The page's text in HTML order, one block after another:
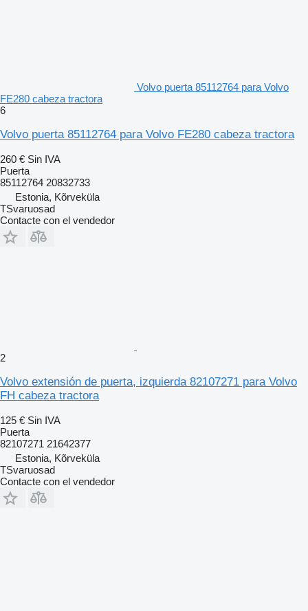
Volvo puerta 85112764 para Volvo
FE280 cabeza tractora
6
Volvo puerta 85112764 para Volvo FE280 cabeza tractora
260 € Sin IVA
Puerta
85112764 20832733
Estonia, Kõrveküla
TSvaruosad
Contacte con el vendedor
2
Volvo extensión de puerta, izquierda 82107271 para Volvo
FH cabeza tractora
125 € Sin IVA
Puerta
82107271 21642377
Estonia, Kõrveküla
TSvaruosad
Contacte con el vendedor